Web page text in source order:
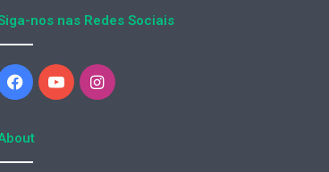
nos nas Redes Sociais
Facebook
YouTubeInstagram